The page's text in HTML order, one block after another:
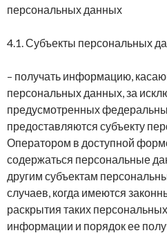
персональных данных
4.1. Субъекты персональных
– получать информацию,
персональных данных, за
предусмотренных
предоставляются субъекту
Оператором в доступной
содержаться персональные
другим субъектам
случаев, когда имеются
раскрытия таких
информации и порядок ее